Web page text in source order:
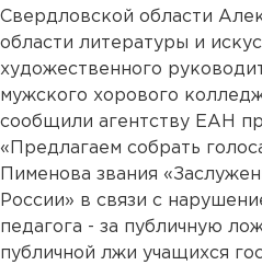
Свердловской области
области литературы и
художественного
мужского хорового
сообщили агентству ЕАН
«Предлагаем собрать
Пименова звания
России» в связи с
педагога - за публичную
публичной лжи учащихся